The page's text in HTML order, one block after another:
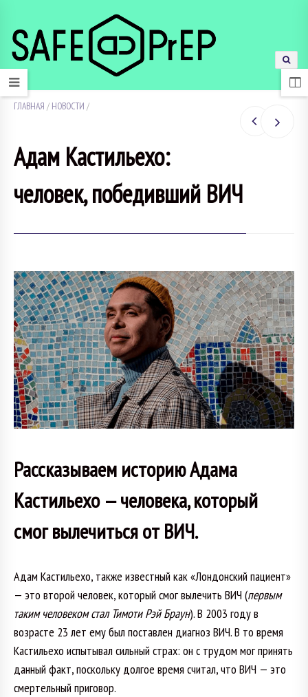
ГЛАВНАЯ / НОВОСТИ /
Адам Кастильехо:
человек, победивший ВИЧ
Рассказываем историю Адама
Кастильехо — человека, который
смог вылечиться от ВИЧ.
Адам Кастильехо, также известный как «Лондонский пациент»
— это второй человек, который смог вылечить ВИЧ (первым
таким человеком стал Тимоти Рэй Браун). В 2003 году в
возрасте 23 лет ему был поставлен диагноз ВИЧ. В то время
Кастильехо испытывал сильный страх: он с трудом мог принять
данный факт, поскольку долгое время считал, что ВИЧ — это
смертельный приговор.